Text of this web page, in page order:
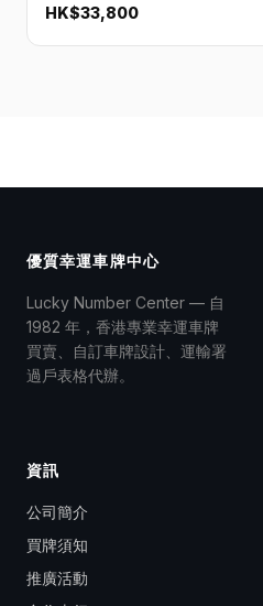
HK$33,800
優質幸運車牌中心
Lucky Number Center — 自
1982 年，香港專業幸運車牌
買賣、自訂車牌設計、運輸署
過戶表格代辦。
資訊
公司簡介
買牌須知
推廣活動